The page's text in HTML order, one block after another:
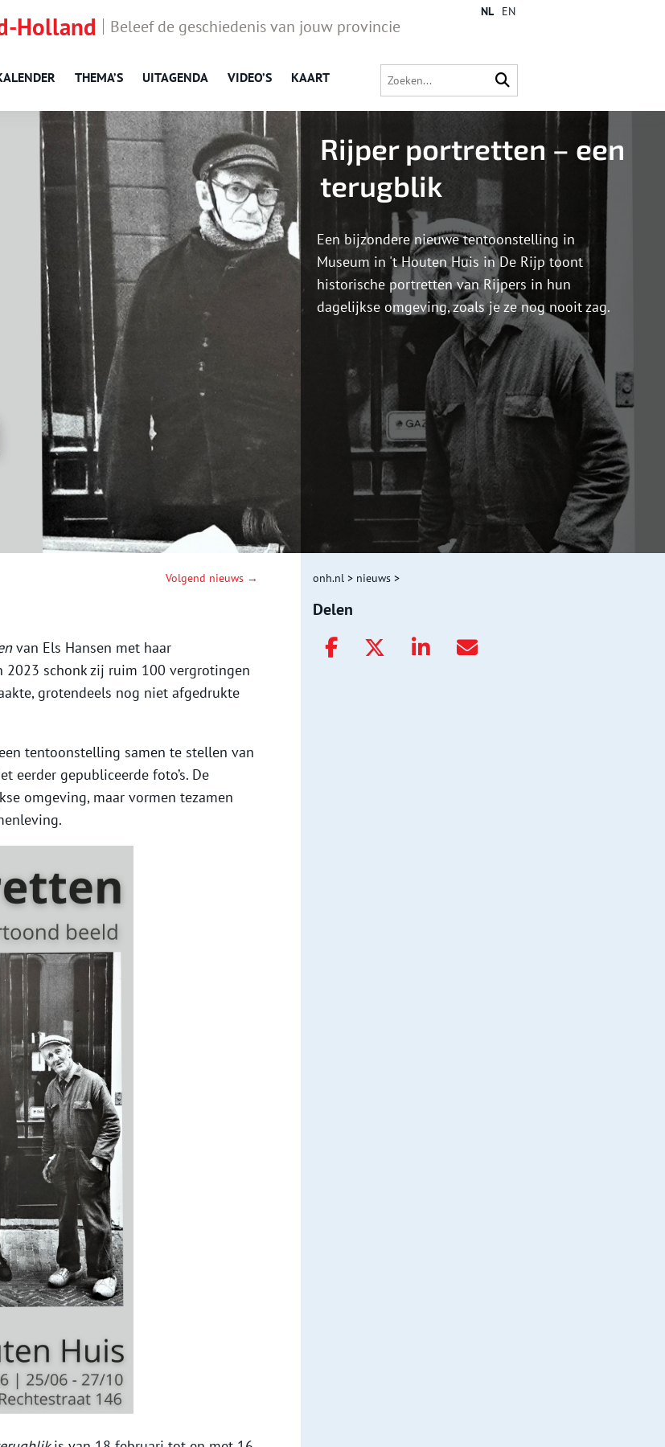
Holland Beleef de geschiedenis van jouw provincie
THEMA’S UITAGENDA VIDEO’S KAART
NL EN
Rijper portretten – een
terugblik
Een bijzondere nieuwe tentoonstelling in
Museum in 't Houten Huis in De Rijp toont
historische portretten van Rijpers in hun
dagelijkse omgeving, zoals je ze nog nooit zag.
Volgend nieuws →
van Els Hansen met haar
schonk zij ruim 100 vergrotingen
grotendeels nog niet afgedrukte
tentoonstelling samen te stellen van
eerder gepubliceerde foto’s. De
omgeving, maar vormen tezamen
onh.nl > nieuws >
Delen